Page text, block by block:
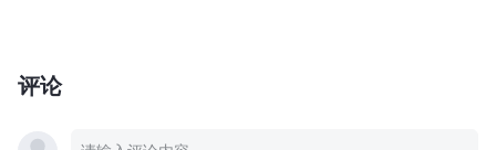
评论